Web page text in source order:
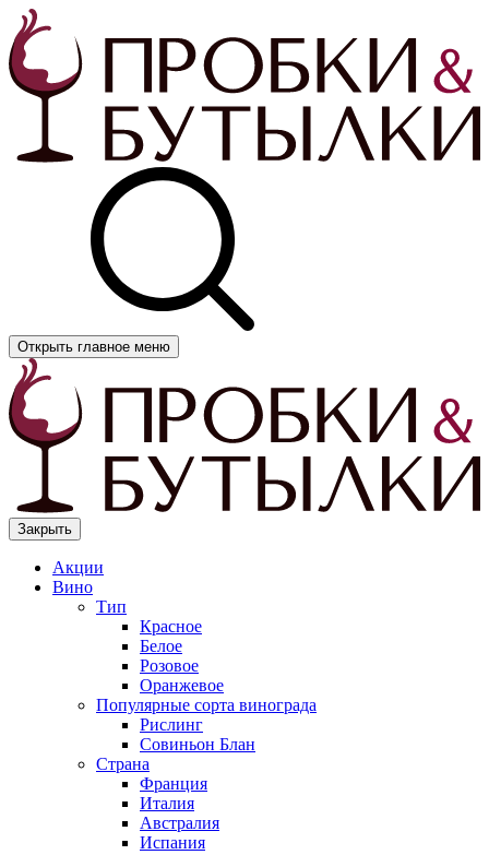
Открыть главное меню
Закрыть
Акции
Вино
Тип
Красное
Белое
Розовое
Оранжевое
Популярные сорта винограда
Рислинг
Совиньон Блан
Страна
Франция
Италия
Австралия
Испания